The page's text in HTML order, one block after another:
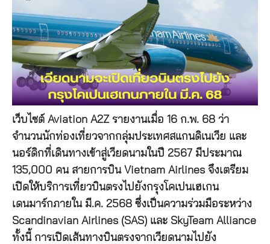
เว็บไซต์ Aviation A2Z รายงานเมื่อ 16 ก.พ. 68 ว่า
จำนวนนักท่องเที่ยวจากกลุ่มประเทศสแกนดิเนเวีย และ
นอร์ดิกที่เดินทางเข้าสู่เวียดนามในปี 2567 มีประมาณ
135,000 คน สายการบิน Vietnam Airlines จึงเตรียม
เปิดให้บริการเที่ยวบินตรงไปยังกรุงโคเปนเฮเกน
เดนมาร์กภายใน มี.ค. 2568 ซึ่งเป็นความร่วมมือระหว่าง
Scandinavian Airlines (SAS) และ SkyTeam Alliance
ทั้งนี้ การเปิดเส้นทางบินตรงจากเวียดนามไปยัง